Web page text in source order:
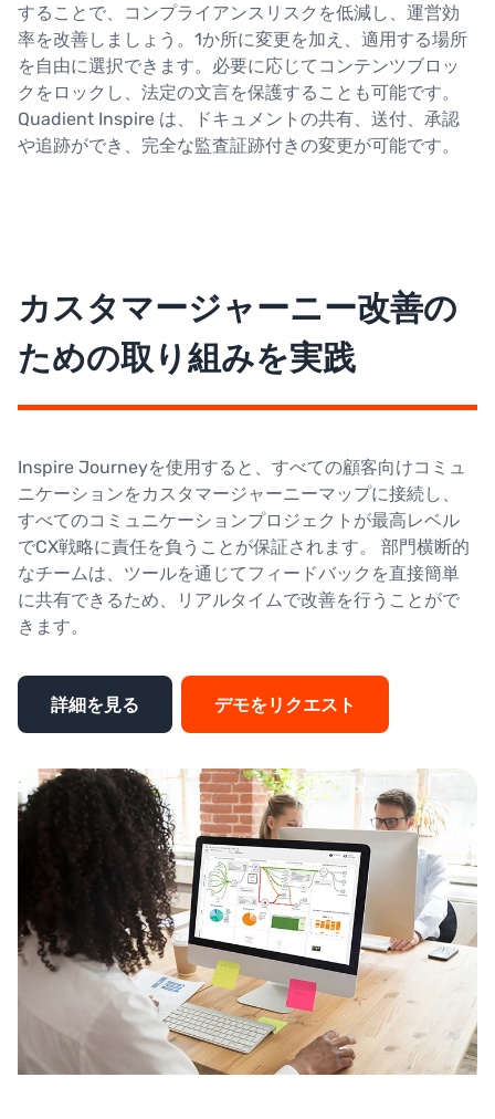
することで、コンプライアンスリスクを低減し、運営効
率を改善しましょう。1か所に変更を加え、適用する場所
を自由に選択できます。必要に応じてコンテンツブロッ
クをロックし、法定の文言を保護することも可能です。
Quadient Inspire は、ドキュメントの共有、送付、承認
や追跡ができ、完全な監査証跡付きの変更が可能です。
カスタマージャーニー改善の
ための取り組みを実践
Inspire Journeyを使用すると、すべての顧客向けコミュ
ニケーションをカスタマージャーニーマップに接続し、
すべてのコミュニケーションプロジェクトが最高レベル
でCX戦略に責任を負うことが保証されます。 部門横断的
なチームは、ツールを通じてフィードバックを直接簡単
に共有できるため、リアルタイムで改善を行うことがで
きます。
詳細を見る デモをリクエスト